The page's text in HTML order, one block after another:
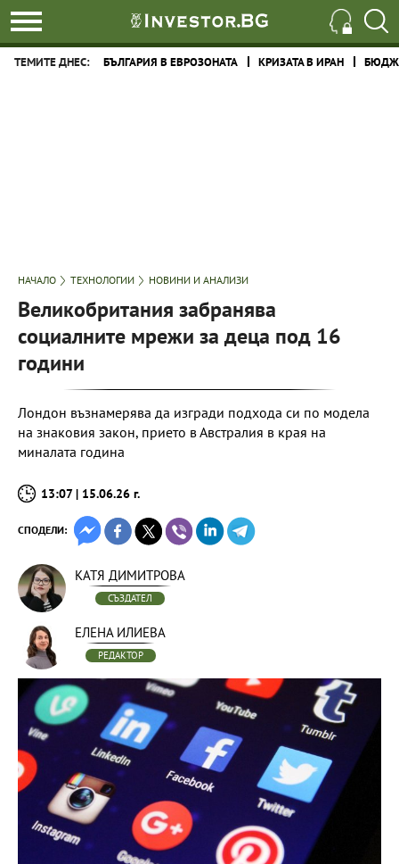
ТЕМИТЕ ДНЕС: БЪЛГАРИЯ В ЕВРОЗОНАТА КРИЗАТА В ИРАН
НАЧАЛО ТЕХНОЛОГИИ НОВИНИ И АНАЛИЗИ
Великобритания забранява
социалните мрежи за деца под 16
години
Лондон възнамерява да изгради подхода си по модела
на знаковия закон, прието в Австралия в края на
миналата година
13:07 | 15.06.26 г.
СПОДЕЛИ:
КАТЯ ДИМИТРОВА
СЪЗДАТЕЛ
ЕЛЕНА ИЛИЕВА
РЕДАКТОР